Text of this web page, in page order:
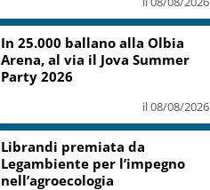
In 25.000 ballano alla Olbia
Arena, al via il Jova Summer
Party 2026
il 08/08/2026
Librandi premiata da
Legambiente per l’impegno
nell’agroecologia